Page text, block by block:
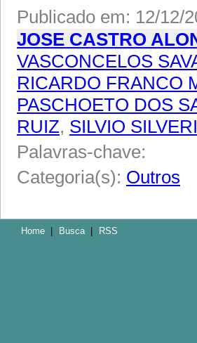
Publicado em: 12/12/
JOSE CASTRO
VASCONCELOS
RICARDO FRANCO
PASCHOETO DOS
RUIZ, SILVIO
Palavras-chave:
Categoria(s): Outros
Home Busca RSS